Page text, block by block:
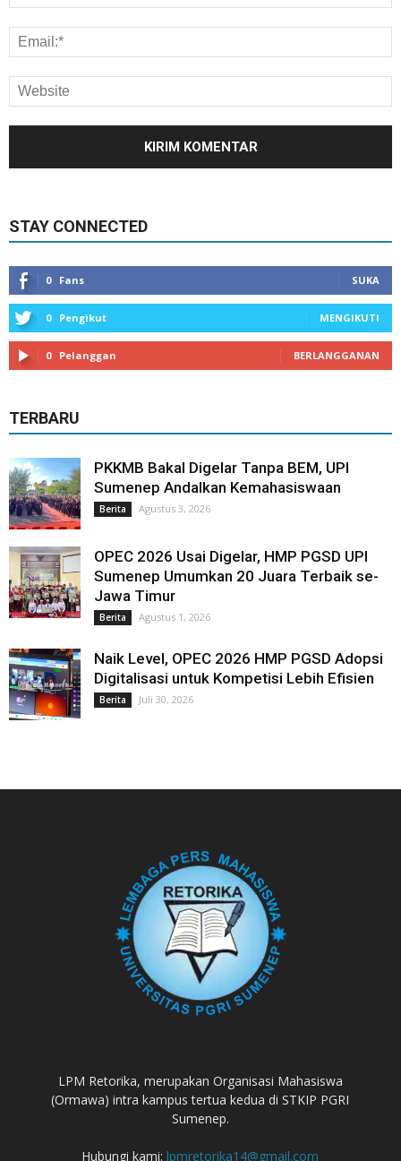
STAY CONNECTED
0 Fans SUKA
0 Pengikut MENGIKUTI
0 Pelanggan BERLANGGANAN
TERBARU
PKKMB Bakal Digelar Tanpa BEM, UPI
Sumenep Andalkan Kemahasiswaan
Berita Agustus 3, 2026
OPEC 2026 Usai Digelar, HMP PGSD UPI
Sumenep Umumkan 20 Juara Terbaik se-
Jawa Timur
Berita Agustus 1, 2026
Naik Level, OPEC 2026 HMP PGSD Adopsi
Digitalisasi untuk Kompetisi Lebih Efisien
Berita Juli 30, 2026
LPM Retorika, merupakan Organisasi Mahasiswa
(Ormawa) intra kampus tertua kedua di STKIP PGRI
Sumenep.
Hubungi kami: lpmretorika14@gmail.com